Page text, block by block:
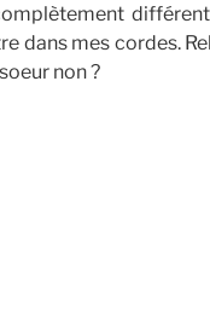
dans mes cordes.
non ?